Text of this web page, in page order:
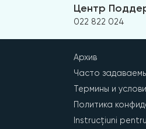
Центр
022 822 024
Архив
Часто
Термины и
Политика
Instrucțiuni